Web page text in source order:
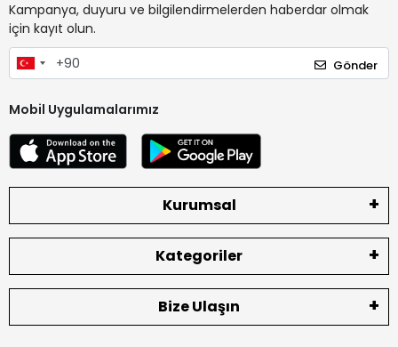
Kampanya, duyuru ve bilgilendirmelerden haberdar olmak
için kayıt olun.
Gönder
Mobil Uygulamalarımız
Kurumsal
Kategoriler
Bize Ulaşın